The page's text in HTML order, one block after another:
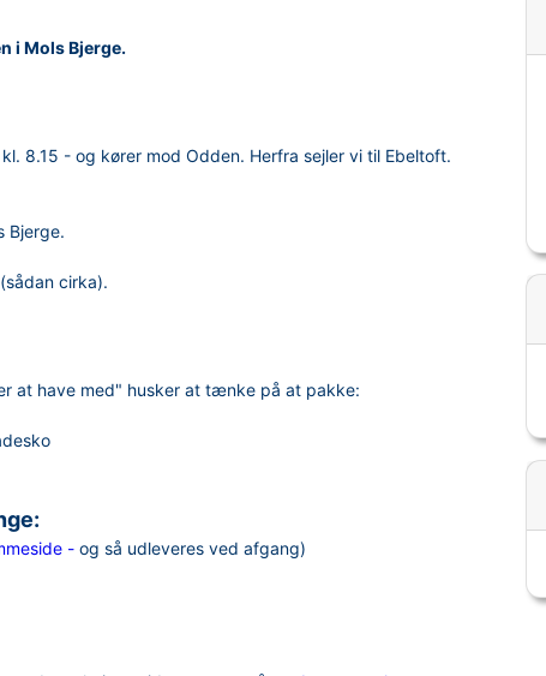
i Mols Bjerge.
8.15 - og kører mod Odden. Herfra sejler vi til Ebeltoft.
Bjerge.
cirka).
at have med" husker at tænke på at pakke:
- og så udleveres ved afgang)